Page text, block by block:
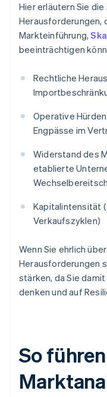
Hier erläutern Sie
Herausforderungen,
Markteinführung,
beeinträchtigen
Rechtliche
Operative
Engpässe im
Widerstand des
etablierte
Kapitalintensität
Verkaufszyklen)
Wenn Sie ehrlich
Herausforderungen
stärken, da Sie
denken und auf
So